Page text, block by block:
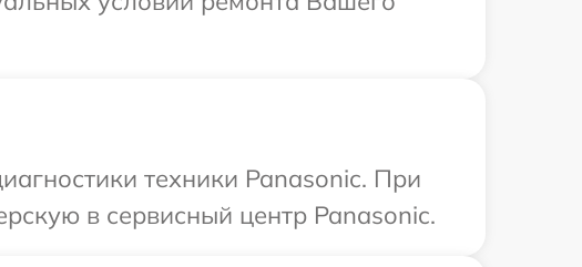
техники Panasonic. При
в сервисный центр Panasonic.